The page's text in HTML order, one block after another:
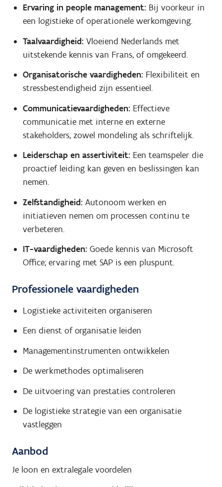
Ervaring in people management: Bij voorkeur in
een logistieke of operationele werkomgeving.
Taalvaardigheid: Vloeiend Nederlands met
uitstekende kennis van Frans, of omgekeerd.
Organisatorische vaardigheden: Flexibiliteit en
stressbestendigheid zijn essentieel.
Communicatievaardigheden: Effectieve
communicatie met interne en externe
stakeholders, zowel mondeling als schriftelijk.
Leiderschap en assertiviteit: Een teamspeler die
proactief leiding kan geven en beslissingen kan
nemen.
Zelfstandigheid: Autonoom werken en
initiatieven nemen om processen continu te
verbeteren.
IT-vaardigheden: Goede kennis van Microsoft
Office; ervaring met SAP is een pluspunt.
Professionele vaardigheden
Logistieke activiteiten organiseren
Een dienst of organisatie leiden
Managementinstrumenten ontwikkelen
De werkmethodes optimaliseren
De uitvoering van prestaties controleren
De logistieke strategie van een organisatie
vastleggen
Aanbod
Je loon en extralegale voordelen